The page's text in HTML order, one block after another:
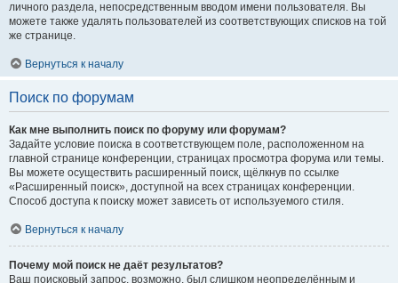
личного раздела, непосредственным вводом имени пользователя. Вы
можете также удалять пользователей из соответствующих списков на той
же странице.
Вернуться к началу
Поиск по форумам
Как мне выполнить поиск по форуму или форумам?
Задайте условие поиска в соответствующем поле, расположенном на
главной странице конференции, страницах просмотра форума или темы.
Вы можете осуществить расширенный поиск, щёлкнув по ссылке
«Расширенный поиск», доступной на всех страницах конференции.
Способ доступа к поиску может зависеть от используемого стиля.
Вернуться к началу
Почему мой поиск не даёт результатов?
Ваш поисковый запрос, возможно, был слишком неопределённым и